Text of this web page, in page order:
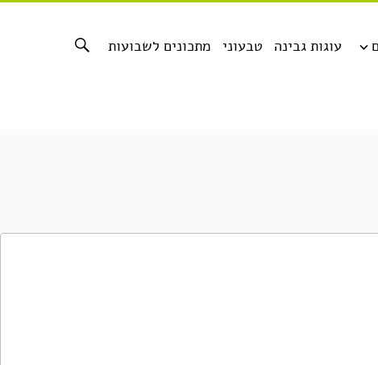
מתכונים לשבועות טבעוני עוגות גבינה